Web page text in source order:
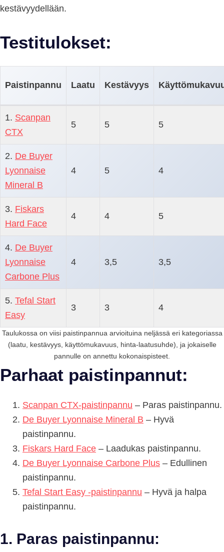
kestävyydellään.
Testitulokset:
Paistinpannu Laatu Kestävyys
1. Scanpan
CTX
5 5 5
2. De Buyer
Lyonnaise
Mineral B
4 5 4
3. Fiskars
Hard Face
4 4 5
4. De Buyer
Lyonnaise
Carbone Plus
4 3,5 3,5
5. Tefal Start
Easy
3 3 4
Taulukossa on viisi paistinpannua arvioituina neljässä eri kategoriassa
(laatu, kestävyys, käyttömukavuus, hinta-laatusuhde), ja jokaiselle
pannulle on annettu kokonaispisteet.
Parhaat paistinpannut:
Scanpan CTX-paistinpannu – Paras paistinpannu.
De Buyer Lyonnaise Mineral B – Hyvä
paistinpannu.
Fiskars Hard Face – Laadukas paistinpannu.
De Buyer Lyonnaise Carbone Plus – Edullinen
paistinpannu.
Tefal Start Easy -paistinpannu – Hyvä ja halpa
paistinpannu.
1. Paras paistinpannu: